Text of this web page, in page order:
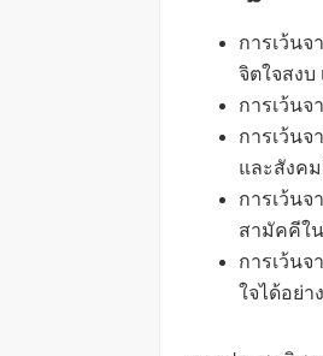
การเว้น
จิตใจสง
การเว้น
การเว้น
และสังค
การเว้นจ
สามัคคีใ
การเว้น
ใจได้อย่า